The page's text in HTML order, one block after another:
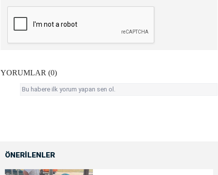
YORUMLAR (0)
Bu habere ilk yorum yapan sen ol.
ÖNERİLENLER